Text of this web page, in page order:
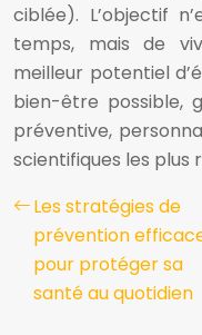
ciblée). L’objectif
temps, mais de
meilleur potentiel
bien-être possible,
préventive,
scientifiques les plus
Les stratégies de
prévention
pour protéger sa
santé au quotidien